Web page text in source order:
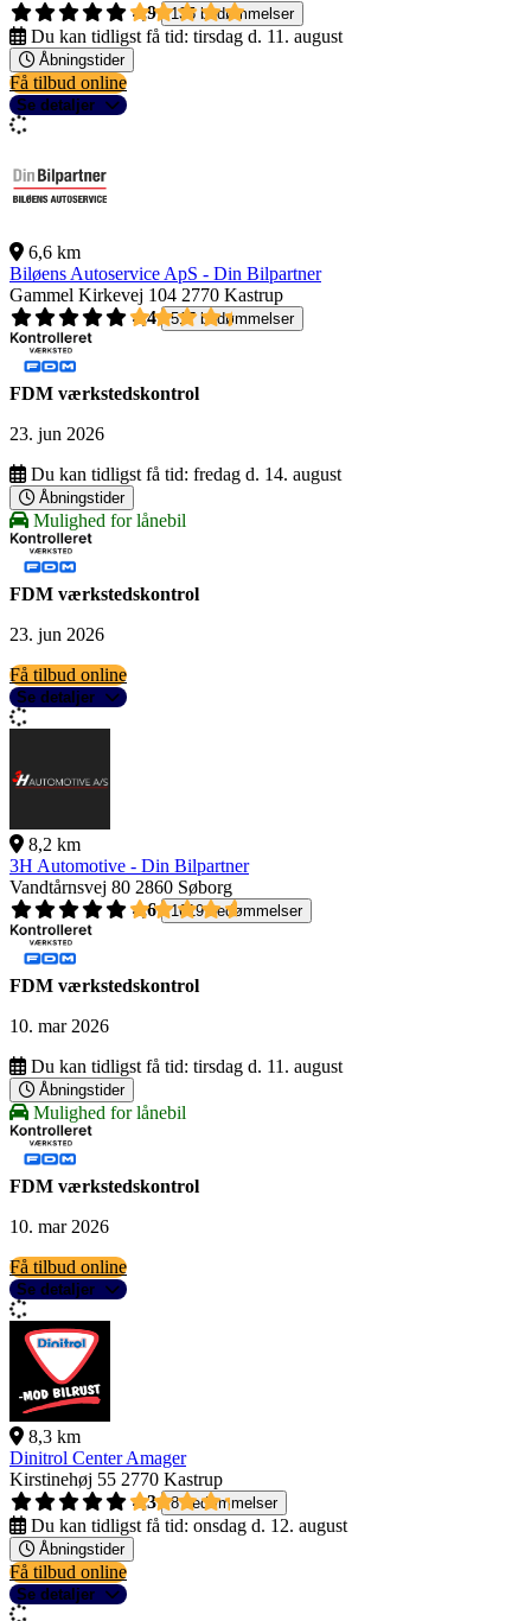
4,9
135 bedømmelser
Du kan tidligst få tid: tirsdag d. 11. august
Åbningstider
Få tilbud online
Se detaljer
6,6 km
Biløens Autoservice ApS - Din Bilpartner
Gammel Kirkevej 104 2770 Kastrup
4,4
517 bedømmelser
FDM værkstedskontrol
23. jun 2026
Du kan tidligst få tid: fredag d. 14. august
Åbningstider
Mulighed for lånebil
FDM værkstedskontrol
23. jun 2026
Få tilbud online
Se detaljer
8,2 km
3H Automotive - Din Bilpartner
Vandtårnsvej 80 2860 Søborg
4,6
1619 bedømmelser
FDM værkstedskontrol
10. mar 2026
Du kan tidligst få tid: tirsdag d. 11. august
Åbningstider
Mulighed for lånebil
FDM værkstedskontrol
10. mar 2026
Få tilbud online
Se detaljer
8,3 km
Dinitrol Center Amager
Kirstinehøj 55 2770 Kastrup
4,3
8 bedømmelser
Du kan tidligst få tid: onsdag d. 12. august
Åbningstider
Få tilbud online
Se detaljer